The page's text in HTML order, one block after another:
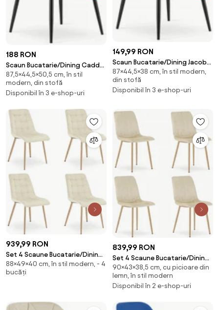
188 RON
Scaun Bucatarie/Dining Caddo
Catifea Gri
87,5×44,5×50,5 cm, în stil
modern, din stofă
Disponibil în 3 e-shop-uri
149,99 RON
Scaun Bucatarie/Dining Jacob
Negru Catifea
87×44,5×38 cm, în stil modern,
din stofă
Disponibil în 3 e-shop-uri
939,99 RON
Set 4 Scaune Bucatarie/Dining
Spirit Catifea Bej,Picioare
Metalice, Finisaj Lemn
88×49×40 cm, în stil modern, - 4
bucăți
839,99 RON
Set 4 Scaune Bucatarie/Dining
Gabe Picioare Finisaj Lemn,
Catifea Bej
90×43×38,5 cm, cu picioare din
lemn, în stil modern
Disponibil în 2 e-shop-uri